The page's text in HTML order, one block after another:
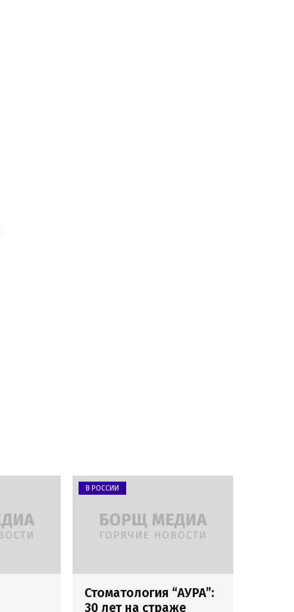
В РОССИИ
Стоматология “АУРА”:
30 лет на страже